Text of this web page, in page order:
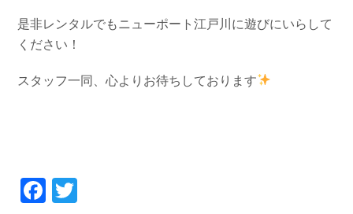
是非レンタルでもニューポート江戸川に遊びにいらして
ください！
スタッフ一同、心よりお待ちしております
Facebook